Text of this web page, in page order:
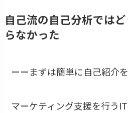
自己流の自己分析では
らなかった
ーーまずは簡単に自己紹介
マーケティング支援を行う